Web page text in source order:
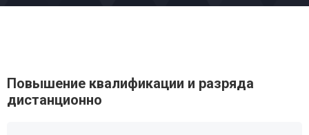
Повышение квалификации и разряда
дистанционно